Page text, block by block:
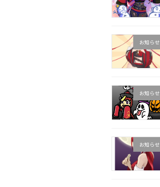
お知らせ
お知らせ
お知らせ